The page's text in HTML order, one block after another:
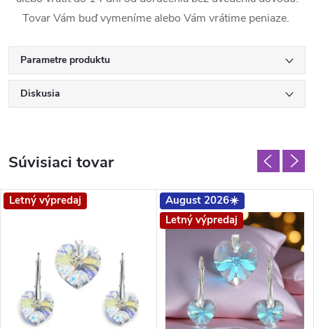
Tovar Vám buď vymeníme alebo Vám vrátime peniaze.
Parametre produktu
Diskusia
Súvisiaci tovar
Letný výpredaj
August 2026☀️
Letný výpredaj